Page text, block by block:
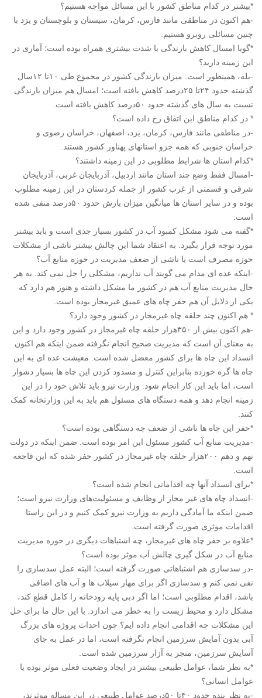
*بیشتر در کدام مناطق کشور با این مسائل مواجه هستیم؟
-هم اکنون در مناطقی مانند فارس، کرمان، سیستان و بلوچستان و یزد با
چنین مسائلی روبرو هستیم.
*گویا امسال کاهش بارندگی با شدت بیشتری همراه بوده است؛ آماری در
این زمینه دارید؟
-بله، همینطور است. میزان بارندگی کشور در مجموع طی ۱۰تا ۱۲سال
گذشته حدود ۲۴تا ۲۵درصد کاهش یافته است؛ امسال هم میزان بارندگی
نسبت به سال های گذشته حدود ۵۰درصد کاهش یافته است.
* در کدام مناطق این اتفاق رخ داده است؟
-در مناطقی مانند فارس، کرمان، یزد، اصفهان، خراسان رضوی و
خراسان جنوبی که همه جزو استانهای پهناور کشور هستند.
*کدام استان ها شرایط مطلوبی در این زمینه داشتند؟
-امسال فقط وضع چند استان مانند اردبیل، آذربایجان غربی، آذربایجان
شرقی و قسمتی از غرب کشور از جمله کردستان در این زمینه مطلوب
بوده و در سایر استان ها میانگین میزان بارش حدود ۵۰درصد منفی شده
است.
*گفته می شود مشکل کمبود آب در کشور بسیار جدی است و باید بیشتر
مورد توجه قرار بگیرد. به اعتقاد شما این چالش بیشتر ناشی از مشکلات
حوزه مصرف است یا ناشی از ضعف مدیریت در حوزه منابع آب؟
-اینکه عده ای مدام می گویند آب نداریم، مشکلی را حل نمی کند. به هر
حال مدیریت منابع آب هم در کشور ما مشکل داشته و هنوز هم دارد که
یکی از دلایل آن هم حفر چاه های عمیق غیرمجاز بوده است.
* هم اکنون چند حلقه چاه غیرمجاز در کشور وجود دارد؟
-هم اکنون بیش از ۳۵۰هزار حلقه چاه غیرمجاز در کشور وجود دارد و این
به معنای آن است که مدیریت صحیح انجام نگرفته ضمن اینکه هم اکنون
انسداد این چاه ها برای کشور معضل شده است. معیشت عده ای به این
چاه ها گره خورده بنابراین کنترل و مسدود کردن این چاه ها بسیار دشوار
است، اما باید این کار انجام شود. وزارت نیرو باید تلاش خود را در این
زمینه انجام دهد و همه دستگاه های مسئول هم باید به این وزارتخانه کمک
کنند.
*حفر این چاه ها ناشی از ضعف چه دستگاهی بوده است؟
-مدیریت منابع آب کشور مسئول این امر بوده است. ضمن اینکه در دولت
نهم و دهم ۲۰۰هزار حلقه چاه غیرمجاز در کشور حفر شده که این فاجعه
است.
*برای انسداد آنها چه اقداماتی انجام شده است؟
-انسداد چاه های غیر مجاز از وظایف و مسئولیت‌های وزارت نیرو است؛
ضمن اینکه ما آمادگی داریم به وزارت نیرو کمک کنیم و در این راستا
اقدامات موثری صورت گرفته است.
*علاوه بر حفر چاه های غیرمجاز، چه اشتباهات دیگری در حوزه مدیریت
منابع آب در شکل گیری چالش آب موثر بوده است؟
-در سدسازی هم اشتباهاتی صورت گرفته است؛ البته عمل سدسازی را
نفی نمی کنم و سدسازی اگر برای مهار سیلاب ها و آب های اضافی
باشد، اقدام مطلوبی است؛ اما اگر دبی پایه رودخانه را کامل قطع کند،
مشکل دارد و محیط زیست را به خطر می اندازد. با این حال ما برای حل
این مشکلات چه اقدامی انجام داده ایم؟ چون احداث پروژه های بزرگ
آبی بدون آمایش سرزمین انجام نگرفته است، اما در عمل به جای
آسایش سرزمین، منجر به آزار سرزمین شده است.
*به نظر شما، عوامل طبیعی بیشتر در ایجاد وضعیت فعلی موثر بوده یا
عوامل انسانی؟
-به نظر بنده حدود ۴۰تا ۵۰درصد عوامل طبیعی در این مساله موثرند،